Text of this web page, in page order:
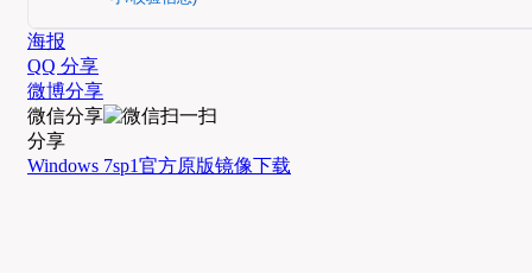
海报
QQ 分享
微博分享
微信分享
分享
Windows 7sp1官方原版镜像下载